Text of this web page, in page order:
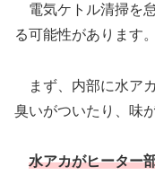
電気ケトル清掃を
る可能性があります。
まず、内部に水ア
臭いがついたり、味
水アカがヒーター